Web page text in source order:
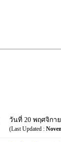
วันที่ 20 พฤศจิกา
(Last Updated :